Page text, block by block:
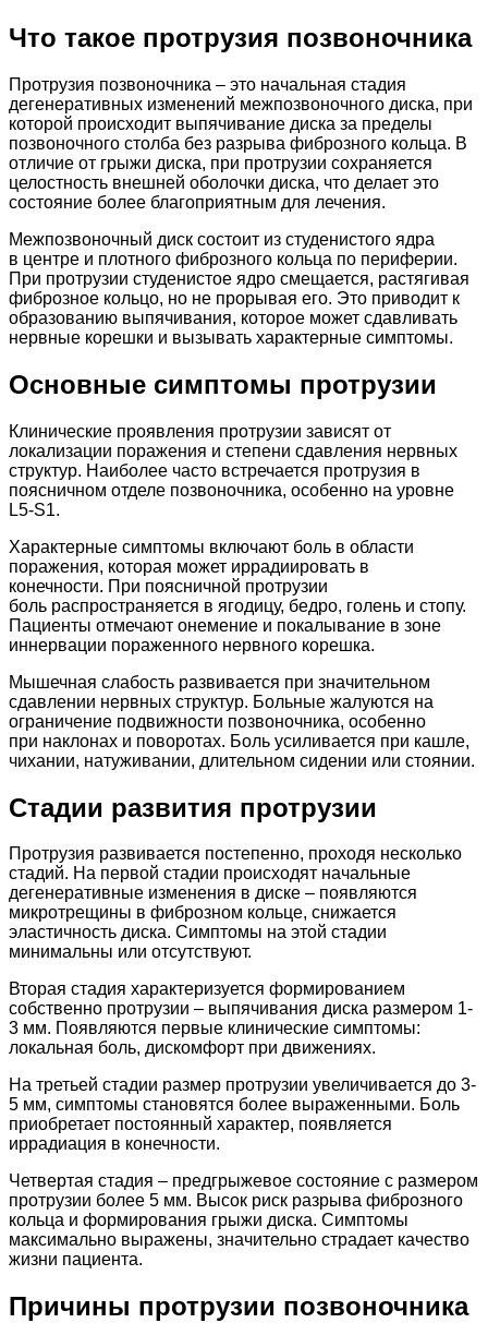
Что такое протрузия позвоночника
Протрузия позвоночника – это начальная стадия
дегенеративных изменений межпозвоночного диска, при
которой происходит выпячивание диска за пределы
позвоночного столба без разрыва фиброзного кольца. В
отличие от грыжи диска, при протрузии сохраняется
целостность внешней оболочки диска, что делает это
состояние более благоприятным для лечения.
Межпозвоночный диск состоит из студенистого ядра
в центре и плотного фиброзного кольца по периферии.
При протрузии студенистое ядро смещается, растягивая
фиброзное кольцо, но не прорывая его. Это приводит к
образованию выпячивания, которое может сдавливать
нервные корешки и вызывать характерные симптомы.
Основные симптомы протрузии
Клинические проявления протрузии зависят от
локализации поражения и степени сдавления нервных
структур. Наиболее часто встречается протрузия в
поясничном отделе позвоночника, особенно на уровне
L5-S1.
Характерные симптомы включают боль в области
поражения, которая может иррадиировать в
конечности. При поясничной протрузии
боль распространяется в ягодицу, бедро, голень и стопу.
Пациенты отмечают онемение и покалывание в зоне
иннервации пораженного нервного корешка.
Мышечная слабость развивается при значительном
сдавлении нервных структур. Больные жалуются на
ограничение подвижности позвоночника, особенно
при наклонах и поворотах. Боль усиливается при кашле,
чихании, натуживании, длительном сидении или стоянии.
Стадии развития протрузии
Протрузия развивается постепенно, проходя несколько
стадий. На первой стадии происходят начальные
дегенеративные изменения в диске – появляются
микротрещины в фиброзном кольце, снижается
эластичность диска. Симптомы на этой стадии
минимальны или отсутствуют.
Вторая стадия характеризуется формированием
собственно протрузии – выпячивания диска размером 1-
3 мм. Появляются первые клинические симптомы:
локальная боль, дискомфорт при движениях.
На третьей стадии размер протрузии увеличивается до 3-
5 мм, симптомы становятся более выраженными. Боль
приобретает постоянный характер, появляется
иррадиация в конечности.
Четвертая стадия – предгрыжевое состояние с размером
протрузии более 5 мм. Высок риск разрыва фиброзного
кольца и формирования грыжи диска. Симптомы
максимально выражены, значительно страдает качество
жизни пациента.
Причины протрузии позвоночника